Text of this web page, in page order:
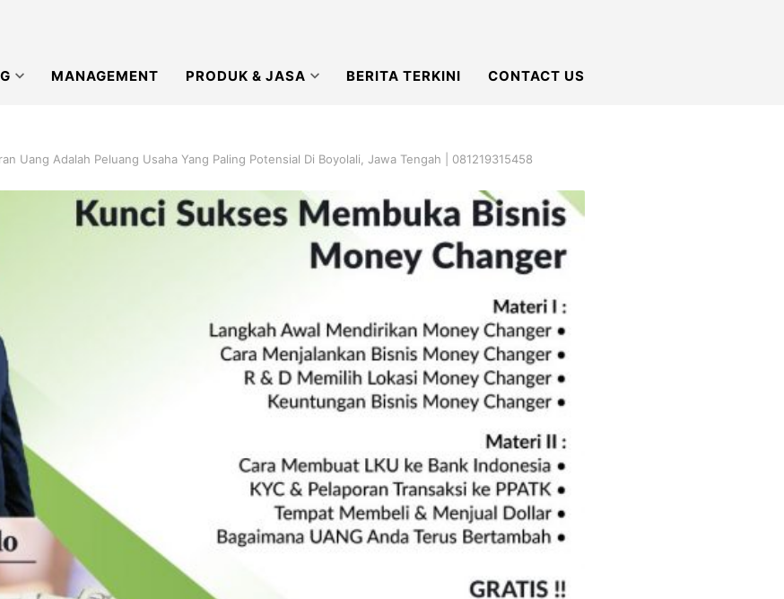
MANAGEMENT PRODUK & JASA BERITA TERKINI CONTACT US
Uang Adalah Peluang Usaha Yang Paling Potensial Di Boyolali, Jawa Tengah | 081219315458